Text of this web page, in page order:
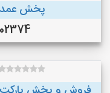
پخش عمده